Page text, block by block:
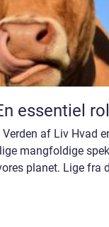
essentiel
af Liv Hvad er
mangfoldige
planet. Lige fra